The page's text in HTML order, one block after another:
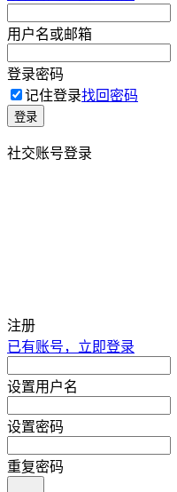
用户名或邮箱
登录密码
记住登录找回密码
登录
社交账号登录
注册
已有账号，立即登录
设置用户名
设置密码
重复密码